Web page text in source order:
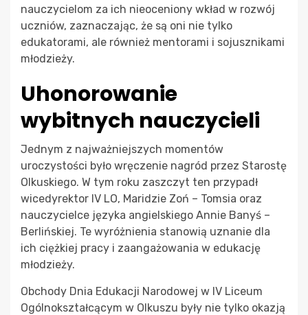
nauczycielom za ich nieoceniony wkład w rozwój
uczniów, zaznaczając, że są oni nie tylko
edukatorami, ale również mentorami i sojusznikami
młodzieży.
Uhonorowanie
wybitnych nauczycieli
Jednym z najważniejszych momentów
uroczystości było wręczenie nagród przez Starostę
Olkuskiego. W tym roku zaszczyt ten przypadł
wicedyrektor IV LO, Maridzie Zoń – Tomsia oraz
nauczycielce języka angielskiego Annie Banyś –
Berlińskiej. Te wyróżnienia stanowią uznanie dla
ich ciężkiej pracy i zaangażowania w edukację
młodzieży.
Obchody Dnia Edukacji Narodowej w IV Liceum
Ogólnokształcącym w Olkuszu były nie tylko okazją